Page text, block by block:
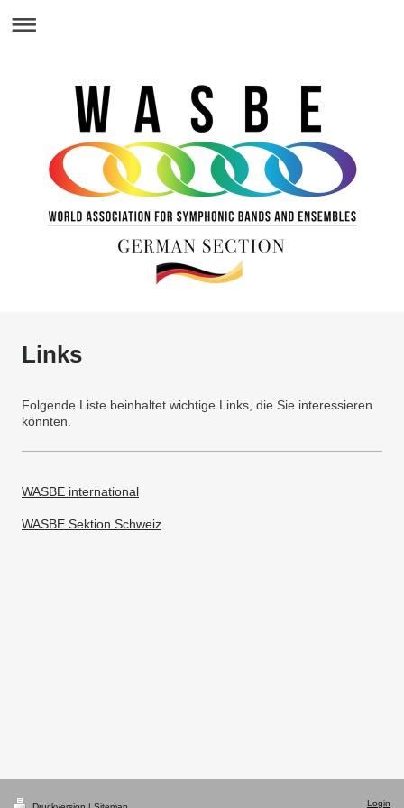
Links
Folgende Liste beinhaltet wichtige Links, die Sie interessieren
könnten.
WASBE international
WASBE Sektion Schweiz
Login